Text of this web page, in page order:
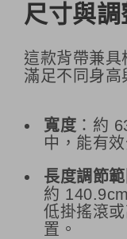
尺寸與調
這款背帶兼具
滿足不同身高
寬度 ：約
中，能有
長度調節範
約
低掛搖滾
置。